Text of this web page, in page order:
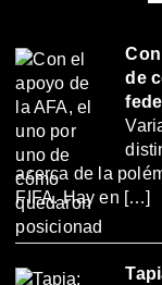
de
acerca de la
FIFA. Hay en […]